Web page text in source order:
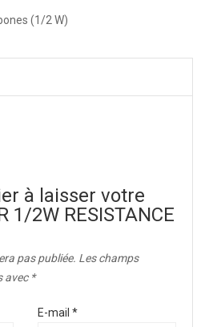
(1/2 W)
à laisser votre
1/2W RESISTANCE
pas publiée. Les champs
avec *
E-mail *